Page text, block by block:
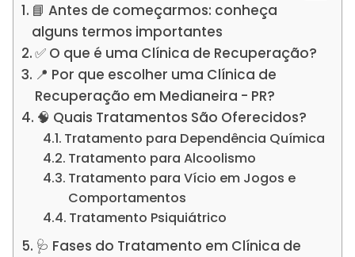
📘 Antes de começarmos: conheça
alguns termos importantes
✅ O que é uma Clínica de Recuperação?
📍 Por que escolher uma Clínica de
Recuperação em Medianeira - PR?
🧠 Quais Tratamentos São Oferecidos?
Tratamento para Dependência Química
Tratamento para Alcoolismo
Tratamento para Vício em Jogos e
Comportamentos
Tratamento Psiquiátrico
🩺 Fases do Tratamento em Clínica de